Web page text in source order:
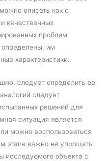
описать как с
качественных
проблем
определены, им
характеристики.
следует определить ее
следует
решений для
ситуация является
можно воспользоваться
этапе важно не упрощать
исследуемого объекта с